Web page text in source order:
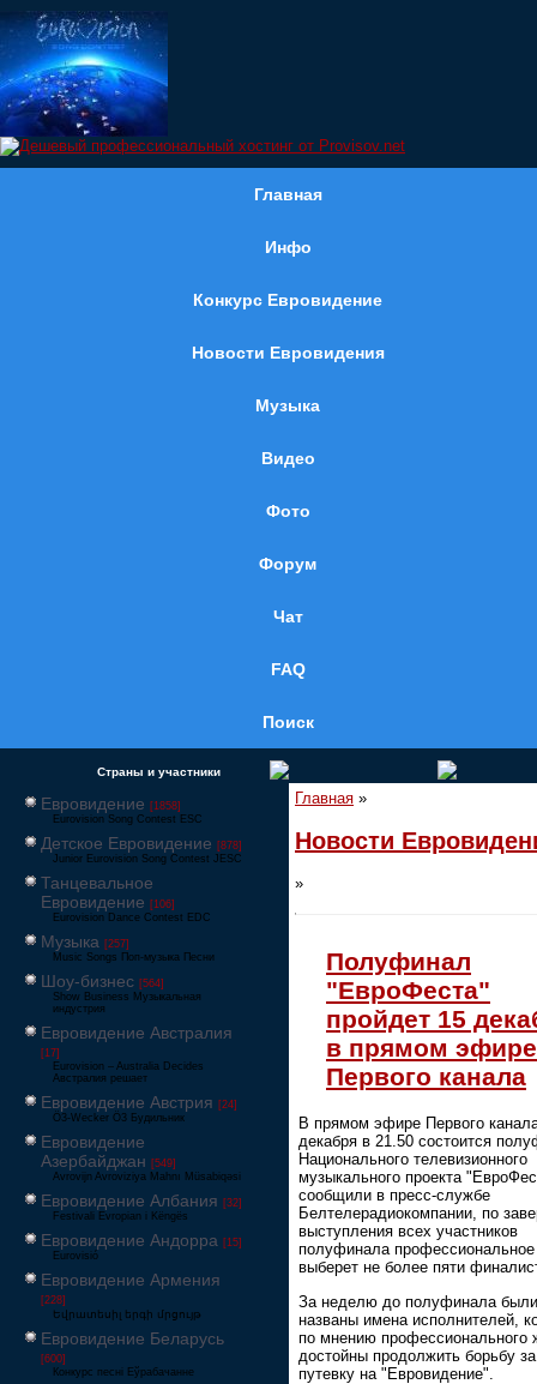
Главная
Инфо
Конкурс Евровидение
Новости Евровидения
Музыка
Видео
Фото
Форум
Чат
FAQ
Поиск
Страны и участники
Евровидение [1858]
Eurovision Song Contest ESC
Детское Евровидение [878]
Junior Eurovision Song Contest JESC
Танцевальное
Евровидение [106]
Eurovision Dance Contest EDC
Музыка [257]
Music Songs Поп-музыка Песни
Шоу-бизнес [564]
Show Business Музыкальная
индустрия
Евровидение Австралия
[17]
Eurovision – Australia Decides
Австралия решает
Евровидение Австрия [24]
Ö3-Wecker Ö3 Будильник
Евровидение
Азербайджан [549]
Avrovijn Avroviziya Mahnı Müsabiqəsi
Евровидение Албания [32]
Festivali Evropian i Këngës
Евровидение Андорра [15]
Eurovisió
Евровидение Армения
[228]
Եվրատեսիլ երգի մրցույթ
Евровидение Беларусь
[600]
Конкурс песні Еўрабачанне
Главная »
Новости
»
Полуфинал
"ЕвроФеста"
пройдет 15
в прямом эфире
Первого канала
В прямом эфире Первого
декабря в 21.50 состоится
Национального телевизионного
музыкального проекта
сообщили в пресс-службе
Белтелерадиокомпании, по
выступления всех участников
полуфинала
выберет не более пяти
За неделю до полуфинала были
названы имена исполнителей,
по мнению профессионального
достойны продолжить борьбу за
путевку на "Евровидение".